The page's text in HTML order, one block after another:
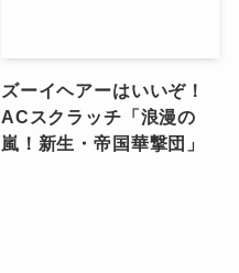
ズーイヘアーはいいぞ！
ACスクラッチ「浪漫の
嵐！新生・帝国華撃団」